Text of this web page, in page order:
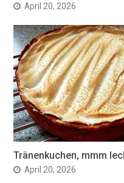
April 20, 2026
Tränenkuchen, mmm
April 20, 2026